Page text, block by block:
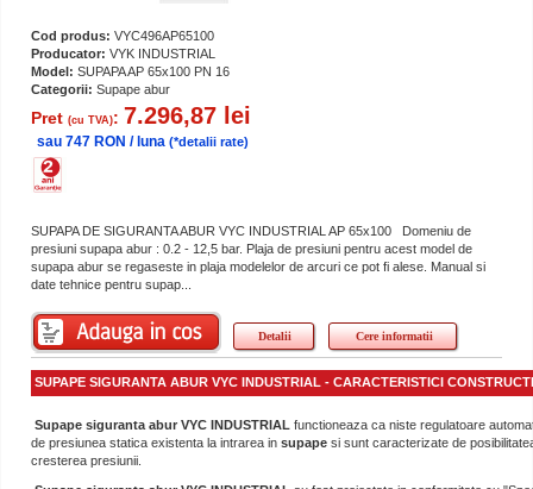
Cod produs: VYC496AP65100
Producator: VYK INDUSTRIAL
Model: SUPAPA AP 65x100 PN 16
Categorii: Supape abur
Pret (cu TVA): 7.296,87 lei
sau 747 RON / luna (*detalii rate)
SUPAPA DE SIGURANTA ABUR VYC INDUSTRIAL AP 65x100 Domeniu de
presiuni supapa abur : 0.2 - 12,5 bar. Plaja de presiuni pentru acest model de
supapa abur se regaseste in plaja modelelor de arcuri ce pot fi alese. Manual si
date tehnice pentru supap...
Detalii Cere informatii
SUPAPE SIGURANTA ABUR VYC INDUSTRIAL - CARACTERISTICI
Supape siguranta abur VYC INDUSTRIAL functioneaza ca niste regulatoare
de presiunea statica existenta la intrarea in supape si sunt caracterizate de
cresterea presiunii.